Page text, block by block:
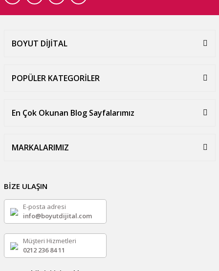
BOYUT DİJİTAL
POPÜLER KATEGORİLER
En Çok Okunan Blog Sayfalarımız
MARKALARIMIZ
BİZE ULAŞIN
E-posta adresi
info@boyutdijital.com
Müşteri Hizmetleri
0212 236 84 11